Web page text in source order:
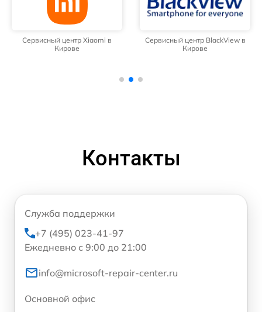
Сервисный центр Xiaomi в
Кирове
Сервисный центр BlackView в
Кирове
Контакты
Служба поддержки
+7 (495) 023-41-97
Ежедневно с 9:00 до 21:00
info@microsoft-repair-center.ru
Основной офис